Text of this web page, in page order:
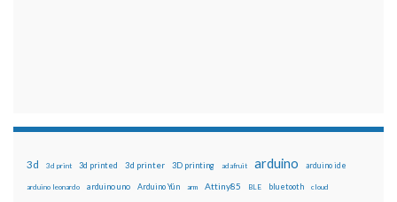
3d 3d print 3d printed 3d printer 3D printing adafruit arduino arduino ide
arduino leonardo arduino uno Arduino Yún arm Attiny85 BLE bluetooth cloud